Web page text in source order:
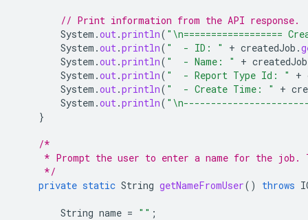
// Print information from the API response.
System .out.println( "\n==================
System .out.println( "  - ID: " + createdJob .
System .out.println( "  - Name: " + createdJob
System .out.println( "  - Report Type Id: " +
System .out.println( "  - Create Time: " +
System .out.println(
}
/*
* Prompt the user to enter a name for the job.
     */
private static String getNameFromUser() throws
String name = "" ;